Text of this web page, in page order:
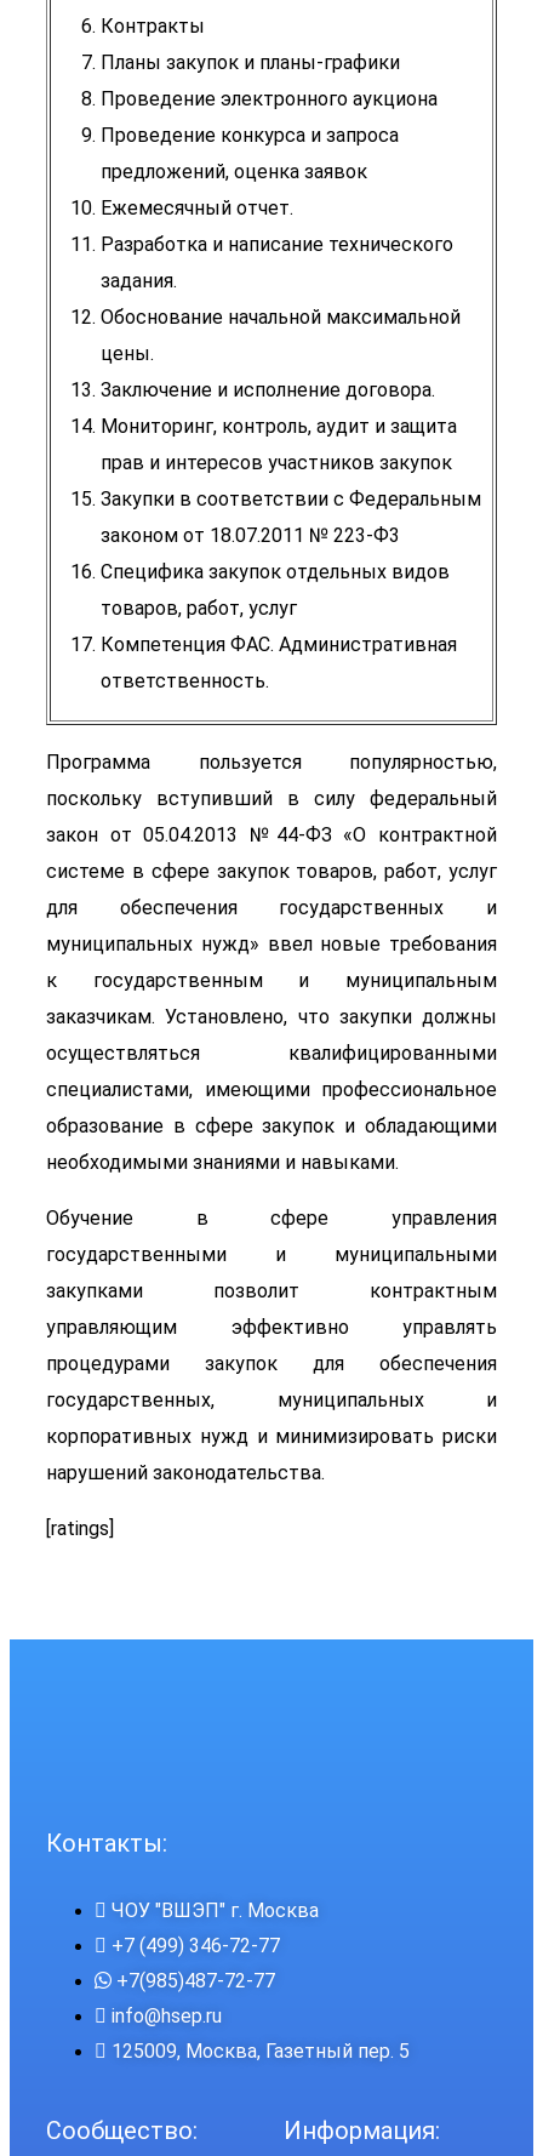
Контракты
Планы закупок и планы-графики
Проведение электронного аукциона
Проведение конкурса и запроса
предложений, оценка заявок
Ежемесячный отчет.
Разработка и написание технического
задания.
Обоснование начальной максимальной
цены.
Заключение и исполнение договора.
Мониторинг, контроль, аудит и защита
прав и интересов участников закупок
Закупки в соответствии с Федеральным
законом от 18.07.2011 № 223-Ф3
Специфика закупок отдельных видов
товаров, работ, услуг
Компетенция ФАС. Административная
ответственность.
Программа пользуется популярностью,
поскольку вступивший в силу федеральный
закон от 05.04.2013 №44-ФЗ «О контрактной
системе в сфере закупок товаров, работ, услуг
для обеспечения государственных и
муниципальных нужд» ввел новые требования
к государственным и муниципальным
заказчикам. Установлено, что закупки должны
осуществляться квалифицированными
специалистами, имеющими профессиональное
образование в сфере закупок и обладающими
необходимыми знаниями и навыками.
Обучение в сфере управления
государственными и муниципальными
закупками позволит контрактным
управляющим эффективно управлять
процедурами закупок для обеспечения
государственных, муниципальных и
корпоративных нужд и минимизировать риски
нарушений законодательства.
[ratings]
Контакты:
ЧОУ "ВШЭП" г. Москва
+7 (499) 346-72-77
+7(985)487-72-77
info@hsep.ru
125009, Москва, Газетный пер. 5
Сообщество: Информация: